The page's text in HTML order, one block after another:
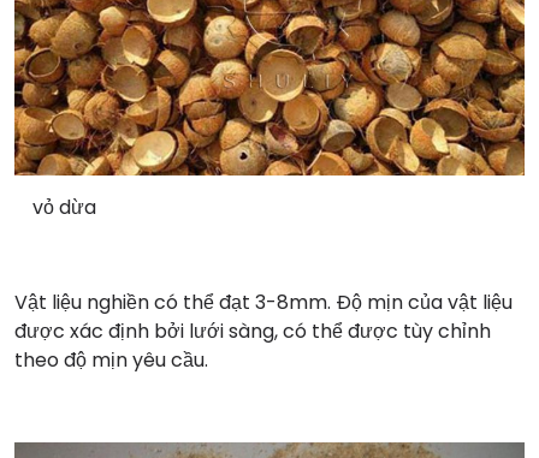
vỏ dừa
Vật liệu nghiền có thể đạt 3-8mm. Độ mịn của vật liệu
được xác định bởi lưới sàng, có thể được tùy chỉnh
theo độ mịn yêu cầu.